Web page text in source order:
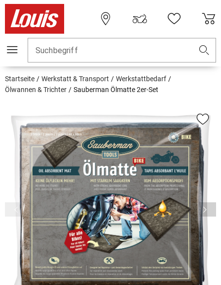
Suchbegriff
Startseite Werkstatt & Transport
Werkstattbedarf
Ölwannen & Trichter
Sauberman Ölmatte 2er-Set